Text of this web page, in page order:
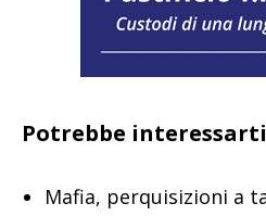
Potrebbe
Mafia, perquisizioni a